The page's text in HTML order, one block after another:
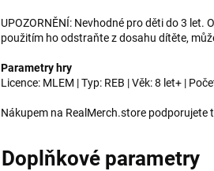
UPOZORNĚNÍ: Nevhodné pro děti do 3 let.
použitím ho odstraňte z dosahu dítěte,
Parametry hry
Licence: MLEM | Typ: REB | Věk: 8 let+ |
Nákupem na RealMerch.store podporujete
Doplňkové parametry